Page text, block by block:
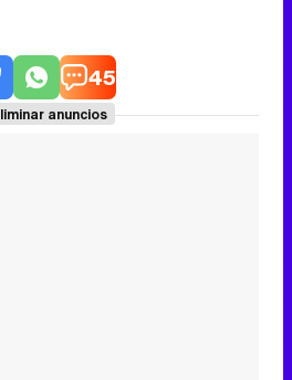
45
anuncios